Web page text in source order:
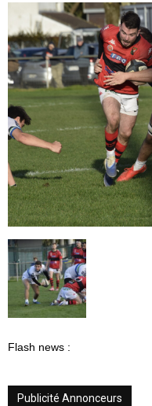
Flash news :
Publicité Annonceurs